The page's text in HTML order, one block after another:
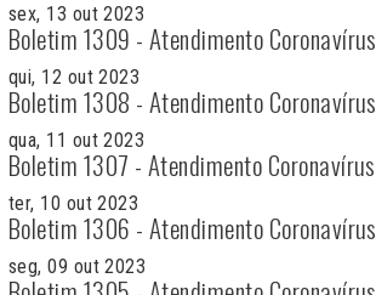
sex, 13 out 2023
Boletim 1309 - Atendimento Coronavírus
qui, 12 out 2023
Boletim 1308 - Atendimento Coronavírus
qua, 11 out 2023
Boletim 1307 - Atendimento Coronavírus
ter, 10 out 2023
Boletim 1306 - Atendimento Coronavírus
seg, 09 out 2023